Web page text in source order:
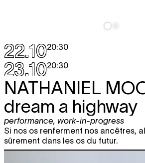
22.1020:30
23.1020:30
NATHANIEL
dream a highway
performance, work-in-progress
Si nos os renferment nos ancêtres,
sûrement dans les os du futur.